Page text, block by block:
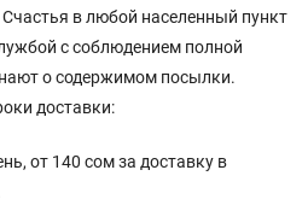
в любой населенный пункт
с соблюдением полной
о содержимом посылки.
доставки:
от 140 сом за доставку в